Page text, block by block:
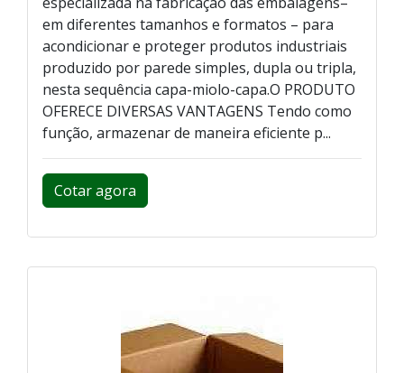
em diferentes tamanhos e formatos – para
acondicionar e proteger produtos industriais
produzido por parede simples, dupla ou tripla,
nesta sequência capa-miolo-capa.O PRODUTO
OFERECE DIVERSAS VANTAGENS Tendo como
função, armazenar de maneira eficiente p...
Cotar agora